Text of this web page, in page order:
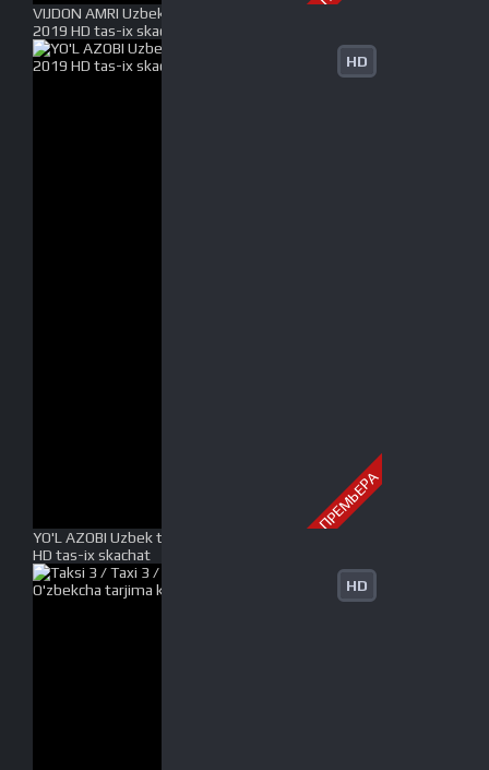
VIJDON AMRI Uzbek tilida O'zbekcha tarjima kino
2019 HD tas-ix skachat
HD
ПРЕМЬЕРА
YO'L AZOBI Uzbek tilida O'zbekcha tarjima kino 2019
HD tas-ix skachat
HD